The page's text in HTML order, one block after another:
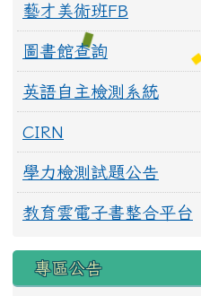
藝才美術班FB
圖書館查詢
英語自主檢測系統
CIRN
學力檢測試題公告
教育雲電子書整合平台
專區公告